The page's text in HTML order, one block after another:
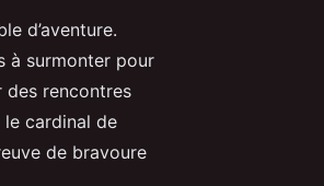
d’aventure.
à surmonter pour
des rencontres
cardinal de
de bravoure